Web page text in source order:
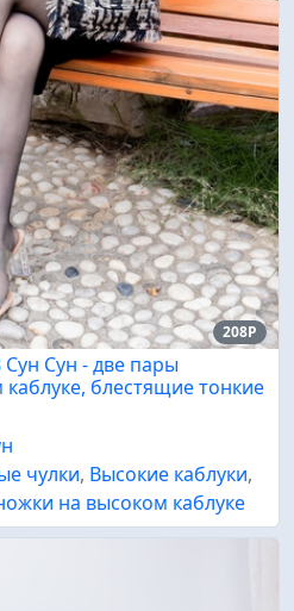
208P
Сун - две пары
блестящие тонкие
чулки, Высокие каблуки,
на высоком каблуке